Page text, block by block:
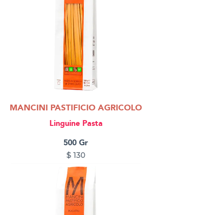
MANCINI PASTIFICIO AGRICOLO
Linguine Pasta
500 Gr
$ 130